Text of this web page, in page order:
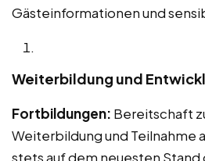
Gästeinformationen und
Weiterbildung und
Fortbildungen: Bereitschaft
Weiterbildung und Teilnahme
stets auf dem neuesten